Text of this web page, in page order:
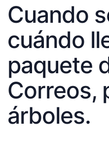
Cuando
cuándo
paquete
Correos,
árboles.